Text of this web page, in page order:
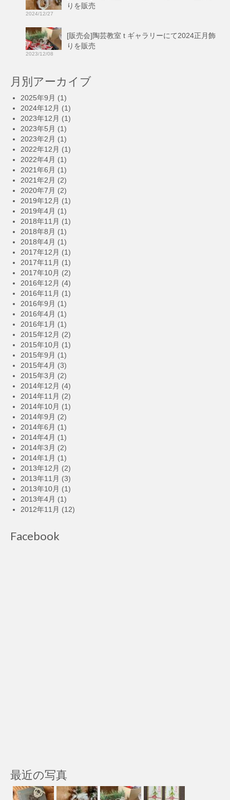
りを販売
2024/12/27
[販売会]陶芸教室 t ギャラリーにて2024正月飾
りを販売
2023/12/08
月別アーカイブ
2025年9月 (1)
2024年12月 (1)
2023年12月 (1)
2023年5月 (1)
2023年2月 (1)
2022年12月 (1)
2022年4月 (1)
2021年6月 (1)
2021年2月 (2)
2020年7月 (2)
2019年12月 (1)
2019年4月 (1)
2018年11月 (1)
2018年8月 (1)
2018年4月 (1)
2017年12月 (1)
2017年11月 (1)
2017年10月 (2)
2016年12月 (4)
2016年11月 (1)
2016年9月 (1)
2016年4月 (1)
2016年1月 (1)
2015年12月 (2)
2015年10月 (1)
2015年9月 (1)
2015年4月 (3)
2015年3月 (2)
2014年12月 (4)
2014年11月 (2)
2014年10月 (1)
2014年9月 (2)
2014年6月 (1)
2014年4月 (1)
2014年3月 (2)
2014年1月 (1)
2013年12月 (2)
2013年11月 (3)
2013年10月 (1)
2013年4月 (1)
2012年11月 (12)
Facebook
最近の写真